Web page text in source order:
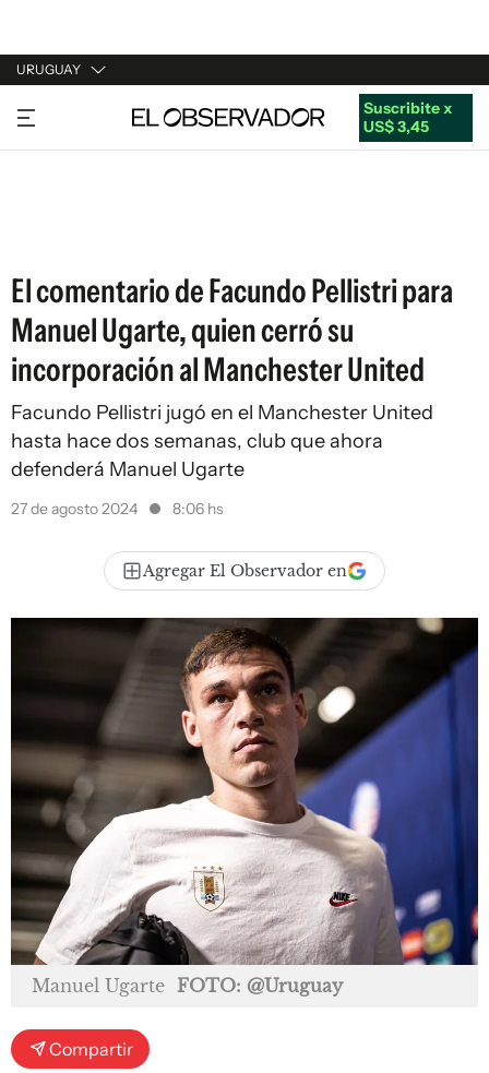
URUGUAY
URUGUAY
ARGENTINA
Suscribite x
US$ 3,45
El comentario de Facundo Pellistri para
Manuel Ugarte, quien cerró su
incorporación al Manchester United
Facundo Pellistri jugó en el Manchester United
hasta hace dos semanas, club que ahora
defenderá Manuel Ugarte
27 de agosto 2024 8:06 hs
Agregar El Observador en
Manuel Ugarte FOTO: @Uruguay
Compartir